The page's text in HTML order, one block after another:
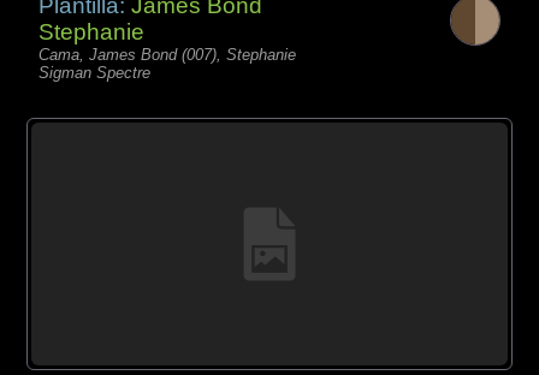
Plantilla:James Bond
Stephanie
Cama, James Bond (007), Stephanie
Sigman Spectre